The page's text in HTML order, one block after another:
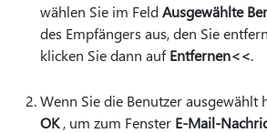
wählen Sie im FeldAusgewählte
des Empfängers aus, den Sie
klicken Sie dann aufEntfernen<<.
Wenn Sie die Benutzer ausgewählt
OK, um zum Fenster E-Mail-